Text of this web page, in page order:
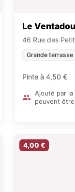
Le
46 Rue des
Grande terrasse
Pinte à 4,50 €
Ajouté par
peuvent
4,00 €